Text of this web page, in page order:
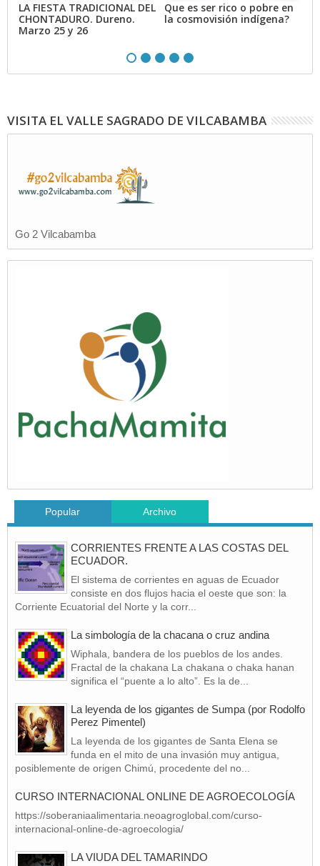
LA FIESTA TRADICIONAL DEL
CHONTADURO. Dureno.
Marzo 25 y 26
Que es ser rico o pobre en
la cosmovisión indígena?
VISITA EL VALLE SAGRADO DE VILCABAMBA
Go 2 Vilcabamba
Popular Archivo
CORRIENTES FRENTE A LAS COSTAS DEL
ECUADOR.
El sistema de corrientes en aguas de Ecuador
consiste en dos flujos hacia el oeste que son: la
Corriente Ecuatorial del Norte y la corr...
La simbología de la chacana o cruz andina
Wiphala, bandera de los pueblos de los andes.
Fractal de la chakana La chakana o chaka hanan
significa el “puente a lo alto”. Es la de...
La leyenda de los gigantes de Sumpa (por Rodolfo
Perez Pimentel)
La leyenda de los gigantes de Santa Elena se
funda en el mito de una invasión muy antigua,
posiblemente de origen Chimú, procedente del no...
CURSO INTERNACIONAL ONLINE DE AGROECOLOGÍA
https://soberaniaalimentaria.neoagroglobal.com/curso-
internacional-online-de-agroecologia/
LA VIUDA DEL TAMARINDO